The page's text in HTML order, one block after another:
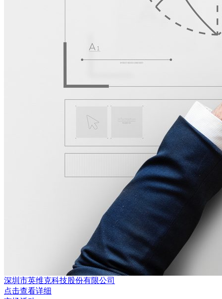
深圳市英维克科技股份有限公司
点击查看详细